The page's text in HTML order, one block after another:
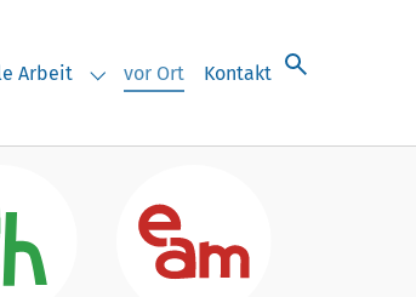
Arbeit
Submenu for "Soziale Arbeit"
vor Ort Kontakt